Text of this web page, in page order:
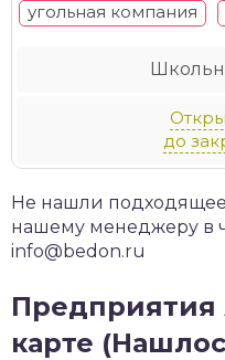
угольная компания
до
Не нашли
нашему менеджеру в
info@bedon.ru
Предприятия
карте